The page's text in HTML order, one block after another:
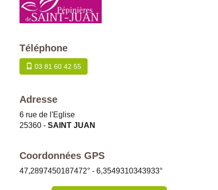
Téléphone
03 81 60 42 55
Adresse
6 rue de l'Eglise
25360 - SAINT JUAN
Coordonnées GPS
47,2897450187472° - 6,3549310343933°